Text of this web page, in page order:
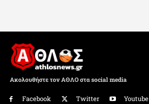
Ακολουθήστε τον ΑΘΛΟ στα social media
Facebook Twitter Youtube